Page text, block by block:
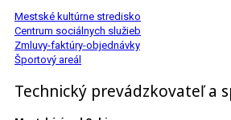
Mestské kultúrne stredisko
Centrum sociálnych služieb
Zmluvy-faktúry-objednávky
Športový areál
Technický prevádzkovateľ a